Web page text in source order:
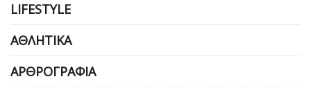
LIFESTYLE
ΑΘΛΗΤΙΚΆ
ΑΡΘΡΟΓΡΑΦΊΑ